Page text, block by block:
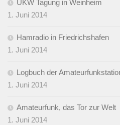
UKW Tagung in Weinheim
1. Juni 2014
Hamradio in Friedrichshafen
1. Juni 2014
Logbuch der
1. Juni 2014
Amateurfunk, das Tor zur Welt
1. Juni 2014